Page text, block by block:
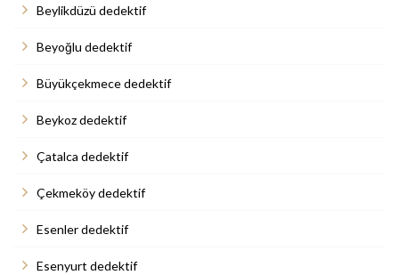
Beylikdüzü dedektif
Beyoğlu dedektif
Büyükçekmece dedektif
Beykoz dedektif
Çatalca dedektif
Çekmeköy dedektif
Esenler dedektif
Esenyurt dedektif